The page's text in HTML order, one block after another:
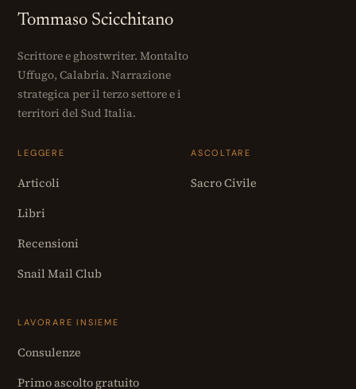
Tommaso Scicchitano
Scrittore e ghostwriter. Montalto
Uffugo, Calabria. Narrazione
strategica per il terzo settore e i
territori del Sud Italia.
LEGGERE
Articoli
Libri
Recensioni
Snail Mail Club
ASCOLTARE
Sacro Civile
LAVORARE INSIEME
Consulenze
Primo ascolto gratuito